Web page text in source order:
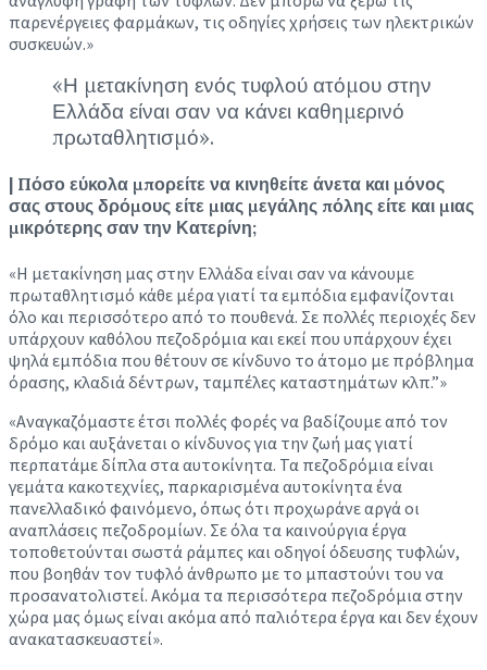
παρενέργειες φαρμάκων, τις οδηγίες χρήσεις των ηλεκτρικών
συσκευών.»
«Η μετακίνηση ενός τυφλού ατόμου στην
Ελλάδα είναι σαν να κάνει καθημερινό
πρωταθλητισμό».
| Πόσο εύκολα μπορείτε να κινηθείτε άνετα και μόνος
σας στους δρόμους είτε μιας μεγάλης πόλης είτε και μιας
μικρότερης σαν την Κατερίνη;
«Η μετακίνηση μας στην Ελλάδα είναι σαν να κάνουμε
πρωταθλητισμό κάθε μέρα γιατί τα εμπόδια εμφανίζονται
όλο και περισσότερο από το πουθενά. Σε πολλές περιοχές δεν
υπάρχουν καθόλου πεζοδρόμια και εκεί που υπάρχουν έχει
ψηλά εμπόδια που θέτουν σε κίνδυνο το άτομο με πρόβλημα
όρασης, κλαδιά δέντρων, ταμπέλες καταστημάτων κλπ.”»
«Αναγκαζόμαστε έτσι πολλές φορές να βαδίζουμε από τον
δρόμο και αυξάνεται ο κίνδυνος για την ζωή μας γιατί
περπατάμε δίπλα στα αυτοκίνητα. Τα πεζοδρόμια είναι
γεμάτα κακοτεχνίες, παρκαρισμένα αυτοκίνητα ένα
πανελλαδικό φαινόμενο, όπως ότι προχωράνε αργά οι
αναπλάσεις πεζοδρομίων. Σε όλα τα καινούργια έργα
τοποθετούνται σωστά ράμπες και οδηγοί όδευσης τυφλών,
που βοηθάν τον τυφλό άνθρωπο με το μπαστούνι του να
προσανατολιστεί. Ακόμα τα περισσότερα πεζοδρόμια στην
χώρα μας όμως είναι ακόμα από παλιότερα έργα και δεν έχουν
ανακατασκευαστεί».